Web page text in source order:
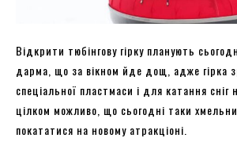
Відкрити тюбінгову гірку планують
дарма, що за вікном йде дощ, адже гірка
спеціальної пластмаси і для катання сніг
цілком можливо, що сьогодні таки
покататися на новому атракціоні.